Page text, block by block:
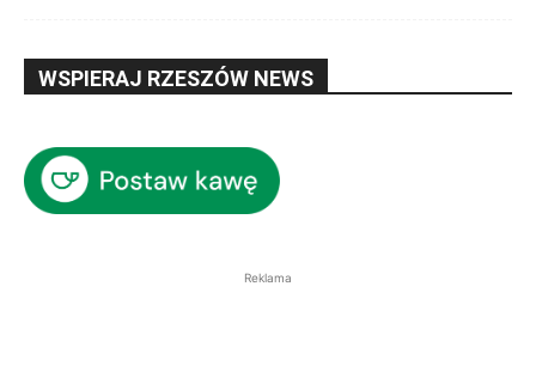
WSPIERAJ RZESZÓW NEWS
Reklama